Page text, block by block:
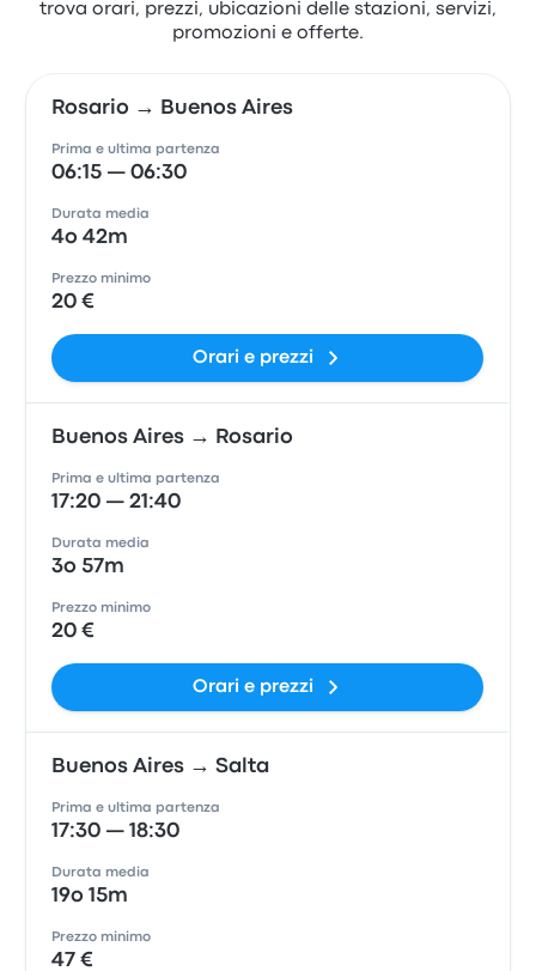
trova orari, prezzi, ubicazioni delle stazioni, servizi,
promozioni e offerte.
Rosario → Buenos Aires
Prima e ultima partenza
06:15 — 06:30
Durata media
4o 42m
Prezzo minimo
20 €
Orari e prezzi
Buenos Aires → Rosario
Prima e ultima partenza
17:20 — 21:40
Durata media
3o 57m
Prezzo minimo
20 €
Orari e prezzi
Buenos Aires → Salta
Prima e ultima partenza
17:30 — 18:30
Durata media
19o 15m
Prezzo minimo
47 €